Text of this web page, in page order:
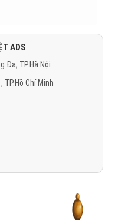
ADS
Đa, TP.Hà Nội
TP.Hồ Chí Minh